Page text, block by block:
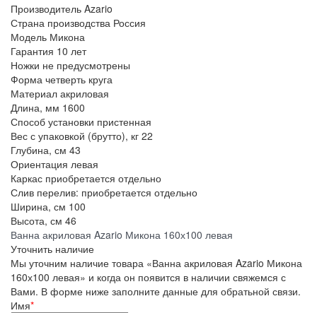
Производитель Azario
Страна производства Россия
Модель Микона
Гарантия 10 лет
Ножки не предусмотрены
Форма четверть круга
Материал акриловая
Длина, мм 1600
Способ установки пристенная
Вес с упаковкой (брутто), кг 22
Глубина, см 43
Ориентация левая
Каркас приобретается отдельно
Слив перелив: приобретается отдельно
Ширина, см 100
Высота, см 46
Ванна акриловая Azario Микона 160х100 левая
Уточнить наличие
Мы уточним наличие товара «Ванна акриловая Azario Микона
160х100 левая» и когда он появится в наличии свяжемся с
Вами. В форме ниже заполните данные для обратьной связи.
Имя*